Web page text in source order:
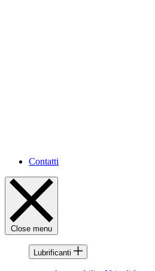
Contatti
Close menu
Lubrificanti